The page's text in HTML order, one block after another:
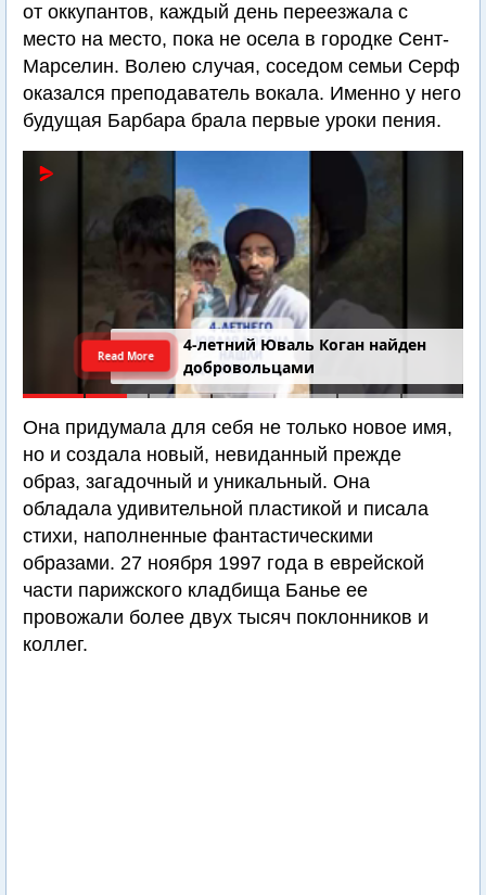
от оккупантов, каждый день переезжала с
место на место, пока не осела в городке Сент-
Марселин. Волею случая, соседом семьи Серф
оказался преподаватель вокала. Именно у него
будущая Барбара брала первые уроки пения.
4-летний Юваль Коган найден
добровольцами
Read More
Она придумала для себя не только новое имя,
но и создала новый, невиданный прежде
образ, загадочный и уникальный. Она
обладала удивительной пластикой и писала
стихи, наполненные фантастическими
образами. 27 ноября 1997 года в еврейской
части парижского кладбища Банье ее
провожали более двух тысяч поклонников и
коллег.